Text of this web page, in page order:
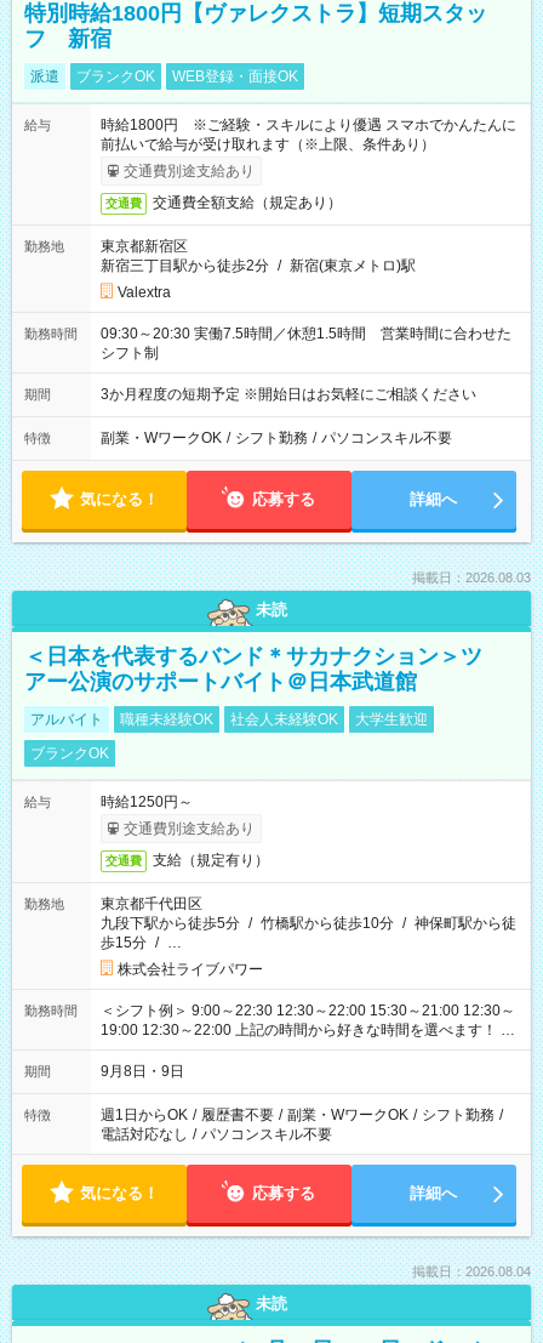
特別時給1800円【ヴァレクストラ】短期スタッ
フ 新宿
派遣 ブランクOK WEB登録・面接OK
給与
時給1800円 ※ご経験・スキルにより優遇 スマホでかんたんに
前払いで給与が受け取れます（※上限、条件あり）
交通費別途支給あり
交通費 交通費全額支給（規定あり）
勤務地
東京都新宿区
新宿三丁目駅から徒歩2分 / 新宿(東京メトロ)駅
Valextra
勤務時間
09:30～20:30 実働7.5時間／休憩1.5時間 営業時間に合わせた
シフト制
期間 3か月程度の短期予定 ※開始日はお気軽にご相談ください
特徴 副業・WワークOK / シフト勤務 / パソコンスキル不要
気になる！ 応募する 詳細へ
掲載日：2026.08.03
未読
＜日本を代表するバンド＊サカナクション＞ツ
アー公演のサポートバイト＠日本武道館
アルバイト 職種未経験OK 社会人未経験OK
大学生歓迎
ブランクOK
給与
時給1250円～
交通費別途支給あり
交通費 支給（規定有り）
勤務地
東京都千代田区
九段下駅から徒歩5分 / 竹橋駅から徒歩10分 / 神保町駅から徒
歩15分 / …
株式会社ライブパワー
勤務時間
＜シフト例＞ 9:00～22:30 12:30～22:00 15:30～21:00 12:30～
19:00 12:30～22:00 上記の時間から好きな時間を選べます！ ※
時間は変更となる可能性があります
期間 9月8日・9日
特徴 週1日からOK / 履歴書不要 / 副業・WワークOK / シフト勤務 /
電話対応なし / パソコンスキル不要
気になる！ 応募する 詳細へ
掲載日：2026.08.04
未読